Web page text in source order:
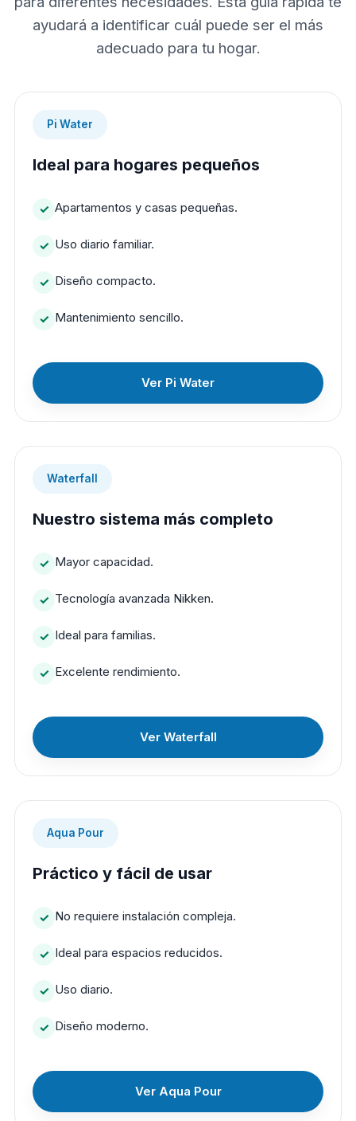
ayudará a identificar cuál puede ser el más
adecuado para tu hogar.
Pi Water
Ideal para hogares pequeños
Apartamentos y casas pequeñas.
Uso diario familiar.
Diseño compacto.
Mantenimiento sencillo.
Ver Pi Water
Waterfall
Nuestro sistema más completo
Mayor capacidad.
Tecnología avanzada Nikken.
Ideal para familias.
Excelente rendimiento.
Ver Waterfall
Aqua Pour
Práctico y fácil de usar
No requiere instalación compleja.
Ideal para espacios reducidos.
Uso diario.
Diseño moderno.
Ver Aqua Pour